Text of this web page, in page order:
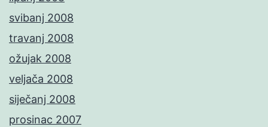
svibanj 2008
travanj 2008
ožujak 2008
veljača 2008
siječanj 2008
prosinac 2007